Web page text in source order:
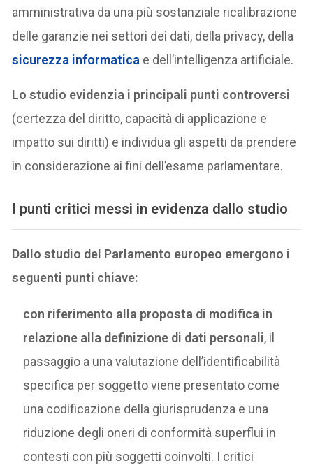
amministrativa da una più sostanziale ricalibrazione
delle garanzie nei settori dei dati, della privacy, della
sicurezza informatica e dell’intelligenza artificiale.
Lo studio evidenzia i principali punti controversi
(certezza del diritto, capacità di applicazione e
impatto sui diritti) e individua gli aspetti da prendere
in considerazione ai fini dell’esame parlamentare.
I punti critici messi in evidenza dallo studio
Dallo studio del Parlamento europeo emergono i
seguenti punti chiave:
con riferimento alla proposta di modifica in
relazione alla definizione di dati personali, il
passaggio a una valutazione dell’identificabilità
specifica per soggetto viene presentato come
una codificazione della giurisprudenza e una
riduzione degli oneri di conformità superflui in
contesti con più soggetti coinvolti. I critici